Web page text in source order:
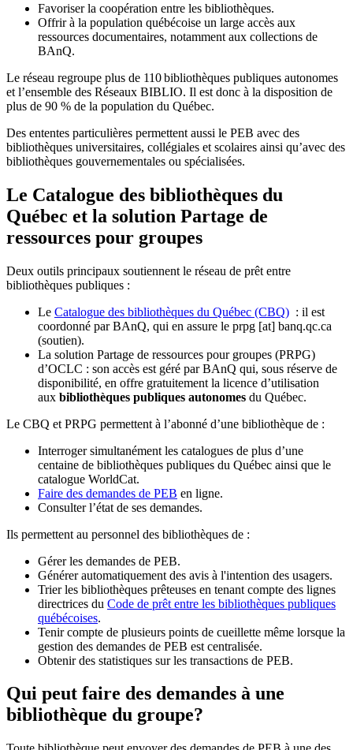
Favoriser la coopération entre les bibliothèques.
Offrir à la population québécoise un large accès aux
ressources documentaires, notamment aux collections de
BAnQ.
Le réseau regroupe plus de 110bibliothèques publiques autonomes
et l’ensemble des Réseaux BIBLIO. Il est donc à la disposition de
plus de 90 % de la population du Québec.
Des ententes particulières permettent aussi le PEB avec des
bibliothèques universitaires, collégiales et scolaires ainsi qu’avec des
bibliothèques gouvernementales ou spécialisées.
Le Catalogue des bibliothèques du
Québec et la solution Partage de
ressources pour groupes
Deux outils principaux soutiennent le réseau de prêt entre
bibliothèques publiques :
Le Catalogue des bibliothèques du Québec (CBQ) : il est
coordonné par BAnQ, qui en assure le prpg [at] banq.qc.ca
(soutien).
La solution Partage de ressources pour groupes (PRPG)
d’OCLC : son accès est géré par BAnQ qui, sous réserve de
disponibilité, en offre gratuitement la licence d’utilisation
aux bibliothèques publiques autonomes du Québec.
Le CBQ et PRPG permettent à l’abonné d’une bibliothèque de :
Interroger simultanément les catalogues de plus d’une
centaine de bibliothèques publiques du Québec ainsi que le
catalogue WorldCat.
Faire des demandes de PEB en ligne.
Consulter l’état de ses demandes.
Ils permettent au personnel des bibliothèques de :
Gérer les demandes de PEB.
Générer automatiquement des avis à l'intention des usagers.
Trier les bibliothèques prêteuses en tenant compte des lignes
directrices du Code de prêt entre les bibliothèques publiques
québécoises.
Tenir compte de plusieurs points de cueillette même lorsque la
gestion des demandes de PEB est centralisée.
Obtenir des statistiques sur les transactions de PEB.
Qui peut faire des demandes à une
bibliothèque du groupe?